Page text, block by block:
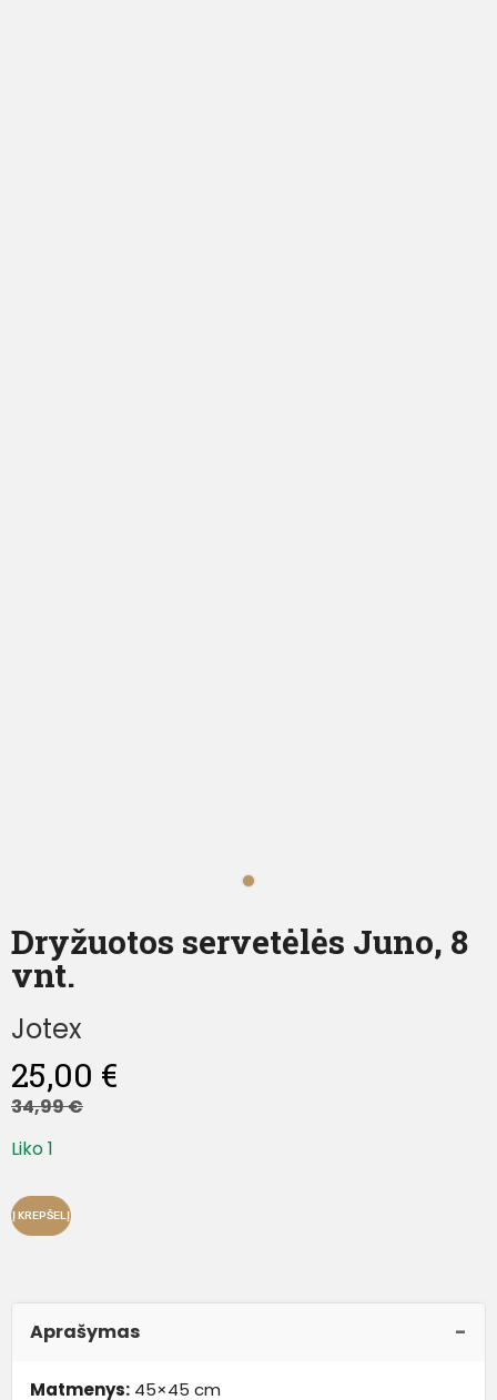
Dryžuotos servetėlės Juno, 8
vnt.
Jotex
25,00 €
34,99€
Liko 1
Į KREPŠELĮ
Aprašymas
Matmenys: 45×45 cm